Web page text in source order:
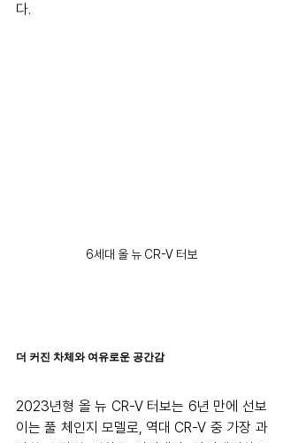
다.
6세대 올 뉴 CR-V 터보
더 커진 차체와 여유로운 공간감
2023년형 올 뉴 CR-V 터보는 6년 만에 선보
이는 풀 체인지 모델로, 역대 CR-V 중 가장 과